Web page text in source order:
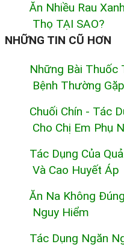
Ăn Nhiều Rau
Thọ TẠI SAO?
NHỮNG TIN CŨ HƠN
Những Bài Thuốc
Bệnh Thường
Chuối Chín - Tác
Cho Chị Em Phụ
Tác Dụng Của
Và Cao Huyết Áp
Ăn Na Không
Nguy Hiểm
Tác Dụng Ngăn